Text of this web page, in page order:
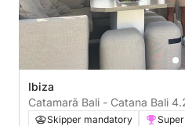
Ibiza
Catamarã Bali - Catana Bali
Skipper mandatory